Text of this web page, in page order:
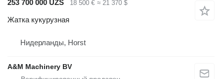
253 700 000 UZS
18 500 € ≈ 21 370 $
Жатка кукурузная
Нидерланды, Horst
A&M Machinery BV